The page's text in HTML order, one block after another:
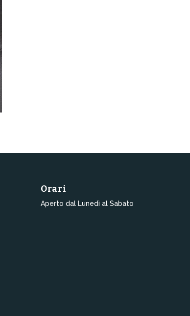
Orari
Aperto dal Lunedì al Sabato